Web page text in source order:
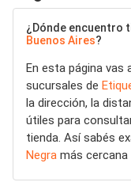
¿Dónde encuentro
Buenos Aires?
En esta página vas
sucursales de
la dirección, la
útiles para
tienda. Así sabés
Negra más cercana